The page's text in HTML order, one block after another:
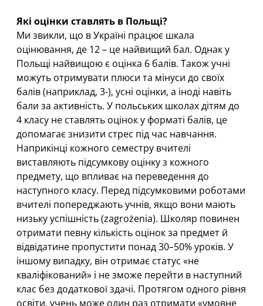
Які оцінки ставлять в Польщі?
Ми звикли, що в Україні працює шкала
оцінювання, де 12 – це найвищий бал. Однак у
Польщі найвищою є оцінка 6 балів. Також учні
можуть отримувати плюси та мінуси до своїх
балів (наприклад, 3-), усні оцінки, а іноді навіть
бали за активність. У польських школах дітям до
4 класу не ставлять оцінок у форматі балів, це
допомагає знизити стрес під час навчання.
Наприкінці кожного семестру вчителі
виставляють підсумкову оцінку з кожного
предмету, що впливає на переведення до
наступного класу. Перед підсумковими роботами
вчителі попереджають учнів, якщо вони мають
низьку успішність (zagrożenia). Школяр повинен
отримати певну кількість оцінок за предмет й
відвідатине пропустити понад 30–50% уроків. У
іншому випадку, він отримає статус «не
кваліфікований» і не зможе перейти в наступний
клас без додаткової здачі. Протягом одного рівня
освіти, учень може один раз отримати «умовне